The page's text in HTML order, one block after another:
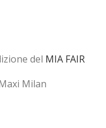
del MIA FAIR
Milan